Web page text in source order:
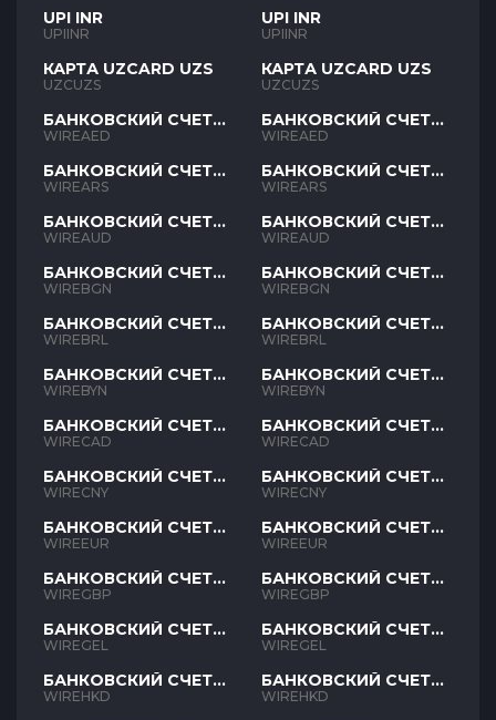
UPI INR
UPIINR
КАРТА UZCARD UZS
UZCUZS
БАНКОВСКИЙ СЧЕТ
AED
WIREAED
БАНКОВСКИЙ СЧЕТ
ARS
WIREARS
БАНКОВСКИЙ СЧЕТ
AUD
WIREAUD
БАНКОВСКИЙ СЧЕТ
BGN
WIREBGN
БАНКОВСКИЙ СЧЕТ
BRL
WIREBRL
БАНКОВСКИЙ СЧЕТ
BYN
WIREBYN
БАНКОВСКИЙ СЧЕТ
CAD
WIRECAD
БАНКОВСКИЙ СЧЕТ
CNY
WIRECNY
БАНКОВСКИЙ СЧЕТ
EUR
WIREEUR
БАНКОВСКИЙ СЧЕТ
GBP
WIREGBP
БАНКОВСКИЙ СЧЕТ
GEL
WIREGEL
БАНКОВСКИЙ СЧЕТ
HKD
WIREHKD
UPI INR
UPIINR
КАРТА UZCARD UZS
UZCUZS
БАНКОВСКИЙ СЧЕТ
AED
WIREAED
БАНКОВСКИЙ СЧЕТ
ARS
WIREARS
БАНКОВСКИЙ СЧЕТ
AUD
WIREAUD
БАНКОВСКИЙ СЧЕТ
BGN
WIREBGN
БАНКОВСКИЙ СЧЕТ
BRL
WIREBRL
БАНКОВСКИЙ СЧЕТ
BYN
WIREBYN
БАНКОВСКИЙ СЧЕТ
CAD
WIRECAD
БАНКОВСКИЙ СЧЕТ
CNY
WIRECNY
БАНКОВСКИЙ СЧЕТ
EUR
WIREEUR
БАНКОВСКИЙ СЧЕТ
GBP
WIREGBP
БАНКОВСКИЙ СЧЕТ
GEL
WIREGEL
БАНКОВСКИЙ СЧЕТ
HKD
WIREHKD